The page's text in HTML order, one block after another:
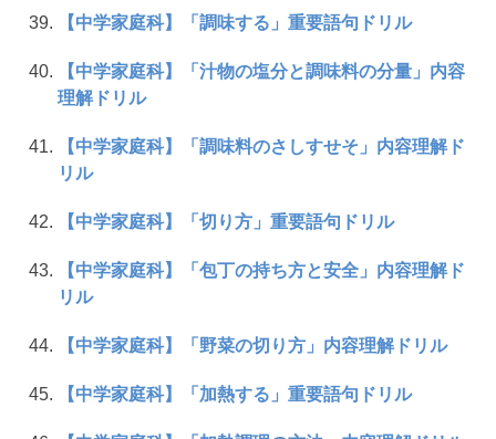
【中学家庭科】「調味する」重要語句ドリル
【中学家庭科】「汁物の塩分と調味料の分量」内容
理解ドリル
【中学家庭科】「調味料のさしすせそ」内容理解ド
リル
【中学家庭科】「切り方」重要語句ドリル
【中学家庭科】「包丁の持ち方と安全」内容理解ド
リル
【中学家庭科】「野菜の切り方」内容理解ドリル
【中学家庭科】「加熱する」重要語句ドリル